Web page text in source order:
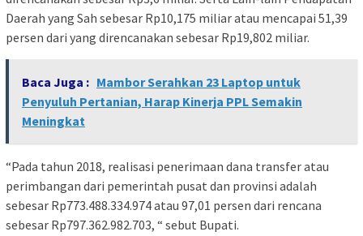
Daerah yang Sah sebesar Rp10,175 miliar atau mencapai 51,39
persen dari yang direncanakan sebesar Rp19,802 miliar.
Baca Juga : Mambor Serahkan 23 Laptop untuk
Penyuluh Pertanian, Harap Kinerja PPL Semakin
Meningkat
“Pada tahun 2018, realisasi penerimaan dana transfer atau
perimbangan dari pemerintah pusat dan provinsi adalah
sebesar Rp773.488.334.974 atau 97,01 persen dari rencana
sebesar Rp797.362.982.703, “ sebut Bupati.